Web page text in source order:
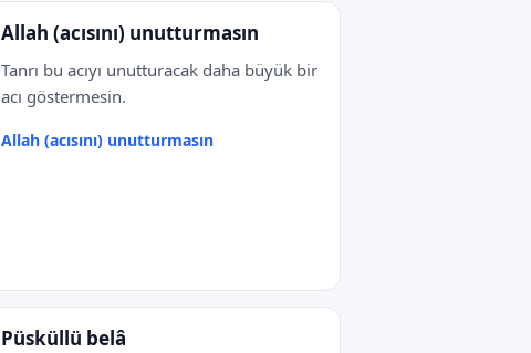
Allah (acısını) unutturmasın
Tanrı bu acıyı unutturacak daha büyük bir
acı göstermesin.
Allah (acısını) unutturmasın
Püsküllü belâ